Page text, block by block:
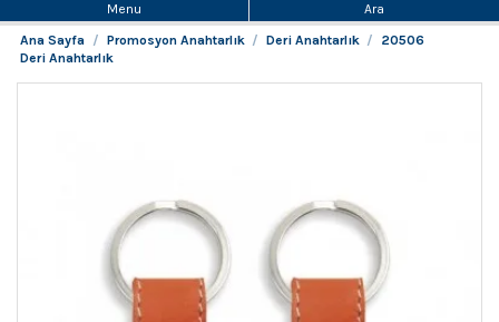
Menu
Ara
Ana Sayfa
Promosyon Anahtarlık Deri Anahtarlık
20506
Deri Anahtarlık